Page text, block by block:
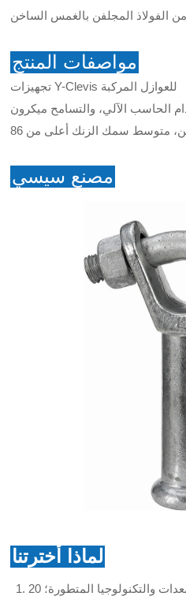
مواصفات المنتج
تجهيزات Y-Clevis للعوازل المركبة
الحاسب الآلي، والتسامح ميكرون
مصنع سيسي
لماذا أخترتنا
والتكنولوجيا المتطورة؛